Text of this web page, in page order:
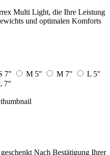
Multi Light, die Ihre Leistung
und optimalen Komforts
7" M 5" M 7"
L 5"
7"
Nach Bestätigung Ihrer